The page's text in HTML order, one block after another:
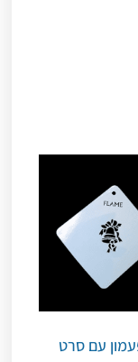
עם סרט